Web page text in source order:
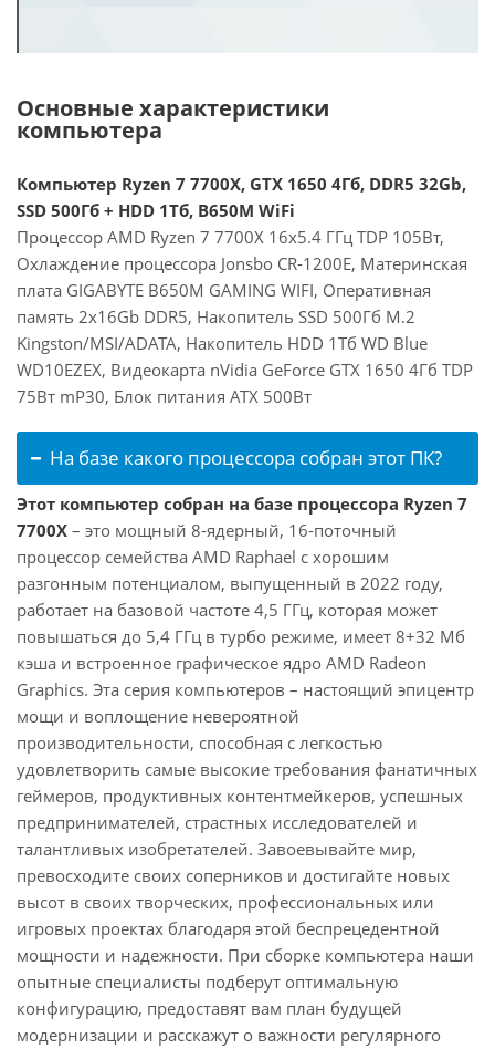
Основные характеристики
компьютера
Компьютер Ryzen 7 7700X, GTX 1650 4Гб, DDR5 32Gb,
SSD 500Гб + HDD 1Тб, B650M WiFi
Процессор AMD Ryzen 7 7700X 16x5.4 ГГц TDP 105Вт,
Охлаждение процессора Jonsbo CR-1200E, Материнская
плата GIGABYTE B650M GAMING WIFI, Оперативная
память 2x16Gb DDR5, Накопитель SSD 500Гб M.2
Kingston/MSI/ADATA, Накопитель HDD 1Тб WD Blue
WD10EZEX, Видеокарта nVidia GeForce GTX 1650 4Гб TDP
75Вт mP30, Блок питания ATX 500Вт
На базе какого процессора собран этот ПК?
Этот компьютер собран на базе процессора Ryzen 7
7700X – это мощный 8-ядерный, 16-поточный
процессор семейства AMD Raphael с хорошим
разгонным потенциалом, выпущенный в 2022 году,
работает на базовой частоте 4,5 ГГц, которая может
повышаться до 5,4 ГГц в турбо режиме, имеет 8+32 Мб
кэша и встроенное графическое ядро AMD Radeon
Graphics. Эта серия компьютеров – настоящий эпицентр
мощи и воплощение невероятной
производительности, способная с легкостью
удовлетворить самые высокие требования фанатичных
геймеров, продуктивных контентмейкеров, успешных
предпринимателей, страстных исследователей и
талантливых изобретателей. Завоевывайте мир,
превосходите своих соперников и достигайте новых
высот в своих творческих, профессиональных или
игровых проектах благодаря этой беспрецедентной
мощности и надежности. При сборке компьютера наши
опытные специалисты подберут оптимальную
конфигурацию, предоставят вам план будущей
модернизации и расскажут о важности регулярного